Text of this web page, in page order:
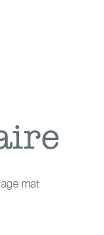
mat